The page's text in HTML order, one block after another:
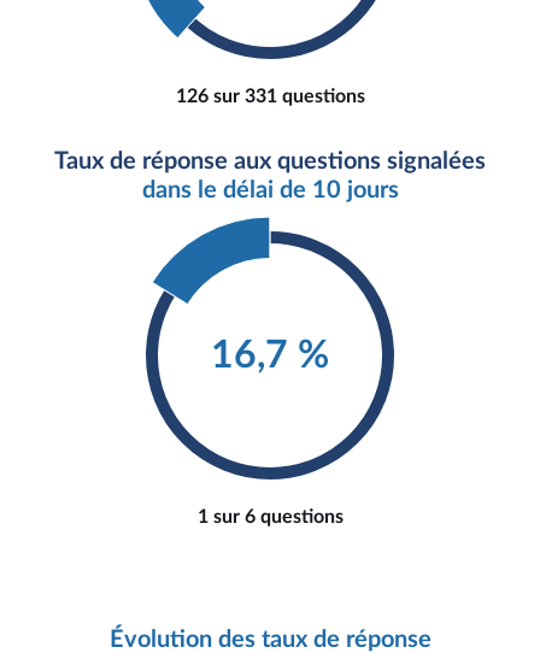
126 sur 331 questions
Taux de réponse aux questions signalées
dans le délai de 10 jours
16,7 %
1 sur 6 questions
Évolution des taux de réponse